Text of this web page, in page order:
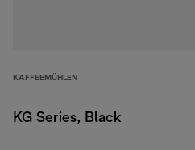
KAFFEEMÜHLEN
KG Series, Black